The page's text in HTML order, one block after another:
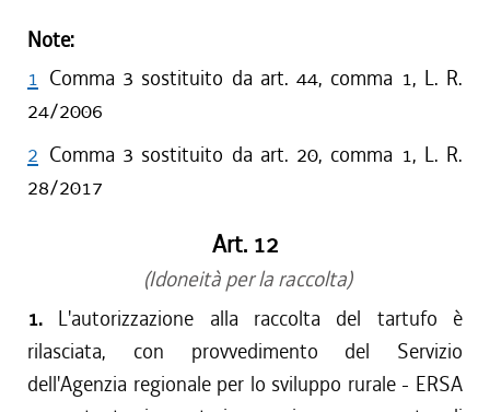
Note:
1 Comma 3 sostituito da art. 44, comma 1, L. R.
24/2006
2 Comma 3 sostituito da art. 20, comma 1, L. R.
28/2017
Art. 12
(Idoneità per la raccolta)
1. L'autorizzazione alla raccolta del tartufo è
rilasciata, con provvedimento del Servizio
dell'Agenzia regionale per lo sviluppo rurale - ERSA